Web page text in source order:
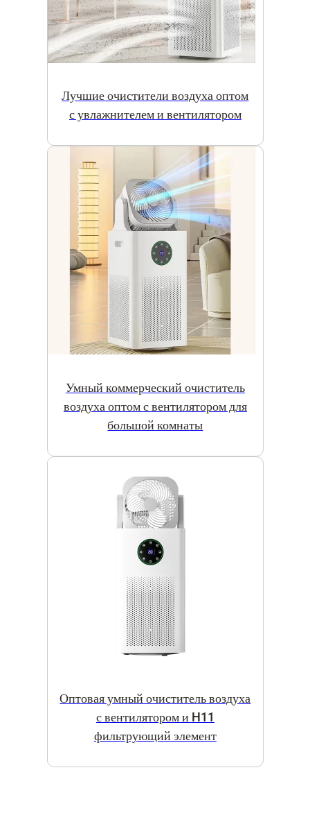
Лучшие очистители воздуха оптом
с увлажнителем и вентилятором
Умный коммерческий очиститель
воздуха оптом с вентилятором для
большой комнаты
Оптовая умный очиститель воздуха
с вентилятором и H11
фильтрующий элемент